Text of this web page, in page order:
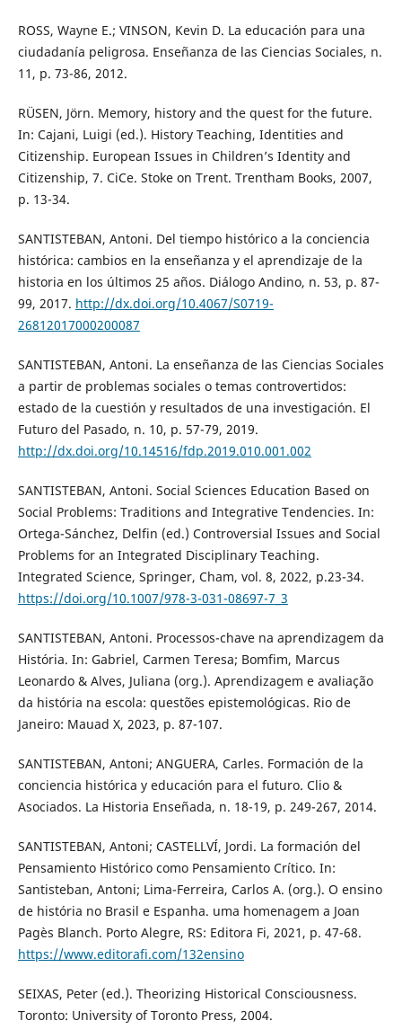
ROSS, Wayne E.; VINSON, Kevin D. La educación para una
ciudadanía peligrosa. Enseñanza de las Ciencias Sociales, n.
11, p. 73-86, 2012.
RÜSEN, Jörn. Memory, history and the quest for the future.
In: Cajani, Luigi (ed.). History Teaching, Identities and
Citizenship. European Issues in Children’s Identity and
Citizenship, 7. CiCe. Stoke on Trent. Trentham Books, 2007,
p. 13-34.
SANTISTEBAN, Antoni. Del tiempo histórico a la conciencia
histórica: cambios en la enseñanza y el aprendizaje de la
historia en los últimos 25 años. Diálogo Andino, n. 53, p. 87-
99, 2017. http://dx.doi.org/10.4067/S0719-
26812017000200087
SANTISTEBAN, Antoni. La enseñanza de las Ciencias Sociales
a partir de problemas sociales o temas controvertidos:
estado de la cuestión y resultados de una investigación. El
Futuro del Pasado, n. 10, p. 57-79, 2019.
http://dx.doi.org/10.14516/fdp.2019.010.001.002
SANTISTEBAN, Antoni. Social Sciences Education Based on
Social Problems: Traditions and Integrative Tendencies. In:
Ortega-Sánchez, Delfin (ed.) Controversial Issues and Social
Problems for an Integrated Disciplinary Teaching.
Integrated Science, Springer, Cham, vol. 8, 2022, p.23-34.
https://doi.org/10.1007/978-3-031-08697-7_3
SANTISTEBAN, Antoni. Processos-chave na aprendizagem da
História. In: Gabriel, Carmen Teresa; Bomfim, Marcus
Leonardo & Alves, Juliana (org.). Aprendizagem e avaliação
da história na escola: questões epistemológicas. Rio de
Janeiro: Mauad X, 2023, p. 87-107.
SANTISTEBAN, Antoni; ANGUERA, Carles. Formación de la
conciencia histórica y educación para el futuro. Clio &
Asociados. La Historia Enseñada, n. 18-19, p. 249-267, 2014.
SANTISTEBAN, Antoni; CASTELLVÍ, Jordi. La formación del
Pensamiento Histórico como Pensamiento Crítico. In:
Santisteban, Antoni; Lima-Ferreira, Carlos A. (org.). O ensino
de história no Brasil e Espanha. uma homenagem a Joan
Pagès Blanch. Porto Alegre, RS: Editora Fi, 2021, p. 47-68.
https://www.editorafi.com/132ensino
SEIXAS, Peter (ed.). Theorizing Historical Consciousness.
Toronto: University of Toronto Press, 2004.